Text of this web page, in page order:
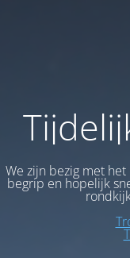
We zijn bezig met het
begrip en hopelijk